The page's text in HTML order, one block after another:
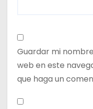
Guardar mi
web en este
que haga un